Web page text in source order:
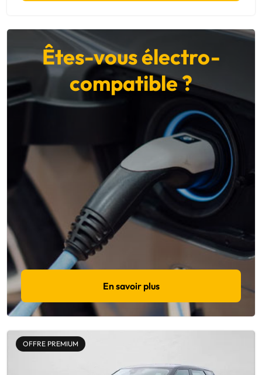
Êtes-vous électro-
compatible ?
En savoir plus
OFFRE PREMIUM